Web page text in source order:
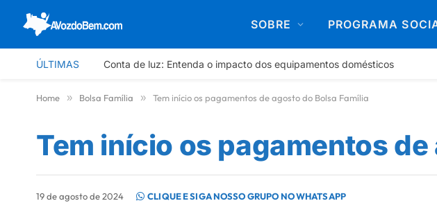
SOBRE PROGRAMA
ÚLTIMAS Conta de luz: Entenda o impacto dos equipamentos domésticos
Home » Bolsa Família » Tem início os pagamentos de agosto do Bolsa Família
Tem início os pagamentos
19 de agosto de 2024 CLIQUE E SIGA NOSSO GRUPO NO WHATSAPP